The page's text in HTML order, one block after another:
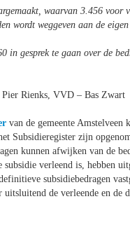
waarvan 3.456
wordt weggeven aan de eigen
in gesprek te gaan over de
Rienks, VVD – Bas Zwart
van de gemeente
Subsidieregister zijn
kunnen afwijken van de
subsidie verleend is, hebben
subsidiebedragen
de verleende en de